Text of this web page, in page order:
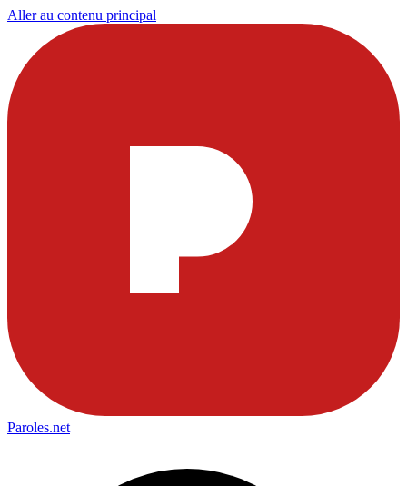
Aller au contenu principal
Paroles.net